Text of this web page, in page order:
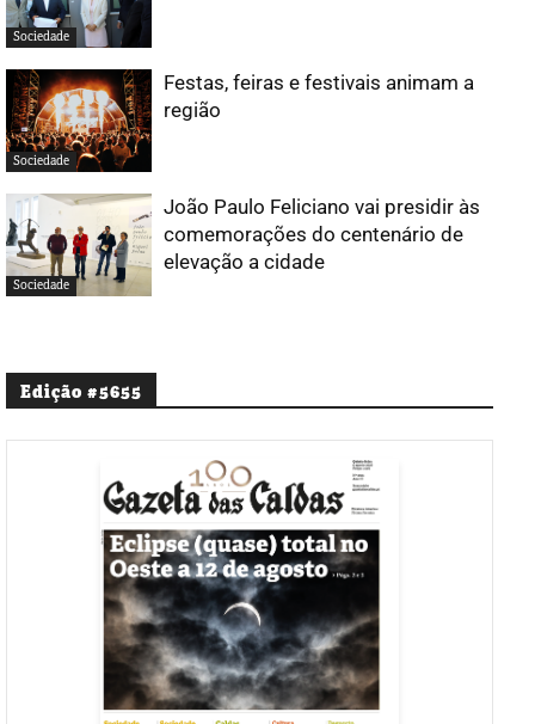
Sociedade
Sociedade
Festas, feiras e festivais animam a
região
Sociedade
João Paulo Feliciano vai presidir às
comemorações do centenário de
elevação a cidade
Edição #5655